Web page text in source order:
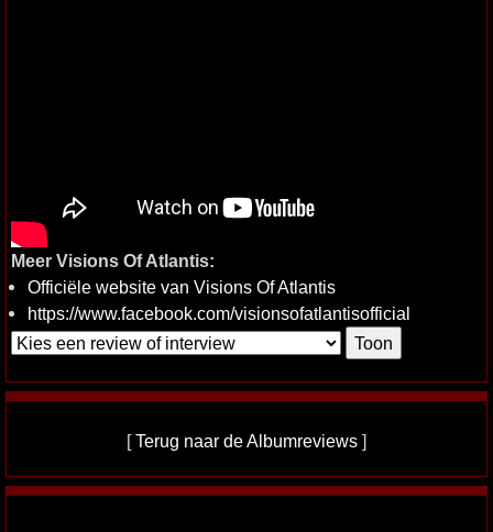
Meer Visions Of Atlantis:
Officiële website van Visions Of Atlantis
https://www.facebook.com/visionsofatlantisofficial
[Terug naar de Albumreviews ]